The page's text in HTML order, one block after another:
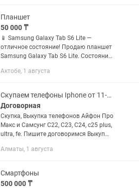
Планшет
50 000 ₸
📱 Samsung Galaxy Tab S6 Lite —
отличное состояние! Продаю планшет
Samsung Galaxy Tab S6 Lite. Состояние:
тяжелых царапин и сколов.
Актобе, 1 августа
Скупаем телефоны Iphone от 11-16 до Pro Max, Samsung S22 - S25 Ultra
Договорная
Скупка, Выкупка телефонов Айфон Про
Макс и Самсунг С22, С23, С24, с25 plus,
ultra, fe. Пишите договоримся Выкуп
15 Pro, 15, 15 Plus iPhone 14 Pro Max, 14
Алматы, 1 августа
Смартфоны
500 000 ₸